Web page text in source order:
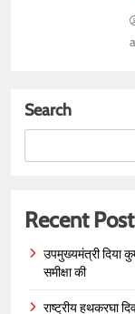
Search
Recent
उपमुख्यमंत्री दिया
समीक्षा की
राष्ट्रीय हथकरघा